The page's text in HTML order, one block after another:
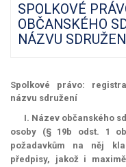
SPOLKOVÉ
OBČANSKÉHO
NÁZVU
Spolkové právo:
názvu sdružení
I. Název občanského
osoby (§ 19b odst. 1
požadavkům na něj
předpisy, jakož i